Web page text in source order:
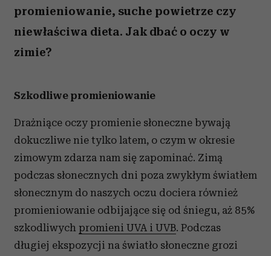
promieniowanie, suche powietrze czy
niewłaściwa dieta. Jak dbać o oczy w
zimie?
Szkodliwe promieniowanie
Drażniące oczy promienie słoneczne bywają
dokuczliwe nie tylko latem, o czym w okresie
zimowym zdarza nam się zapominać. Zimą
podczas słonecznych dni poza zwykłym światłem
słonecznym do naszych oczu dociera również
promieniowanie odbijające się od śniegu, aż 85%
szkodliwych promieni UVA i UVB. Podczas
długiej ekspozycji na światło słoneczne grozi